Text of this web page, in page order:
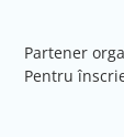
Partener
Pentru